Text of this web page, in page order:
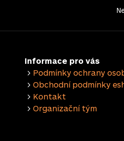
Informace pro vás
> Podmínky ochrany
>Obchodní podmínky
> Kontakt
>Organizační tým